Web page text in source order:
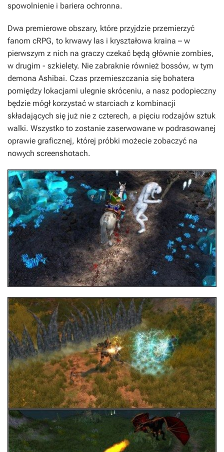
spowolnienie i bariera ochronna.
Dwa premierowe obszary, które przyjdzie przemierzyć
fanom cRPG, to krwawy las i kryształowa kraina – w
pierwszym z nich na graczy czekać będą głównie zombies,
w drugim - szkielety. Nie zabraknie również bossów, w tym
demona Ashibai. Czas przemieszczania się bohatera
pomiędzy lokacjami ulegnie skróceniu, a nasz podopieczny
będzie mógł korzystać w starciach z kombinacji
składających się już nie z czterech, a pięciu rodzajów sztuk
walki. Wszystko to zostanie zaserwowane w podrasowanej
oprawie graficznej, której próbki możecie zobaczyć na
nowych screenshotach.